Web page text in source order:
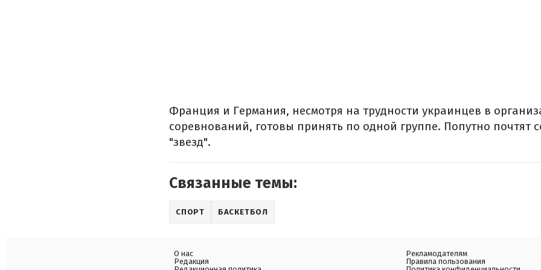
Франция и Германия, несмотря на трудности украинцев в
соревнований, готовы принять по одной группе. Попутно почтят
"звезд".
Связанные темы:
СПОРТ БАСКЕТБОЛ
О нас
Редакция
Рекламодателям
Правила пользования